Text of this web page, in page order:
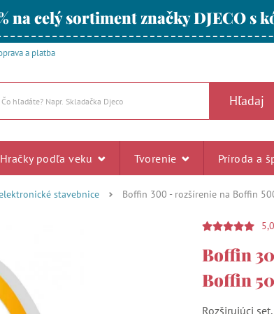
na celý sortiment značky DJECO s
a platba
Hľadaj
Hračky podľa veku Tvorenie Príroda a
stavebnice Boffin 300 - rozšírenie na Boffin
5,0
Boffin
Boffin
Rozširujúci